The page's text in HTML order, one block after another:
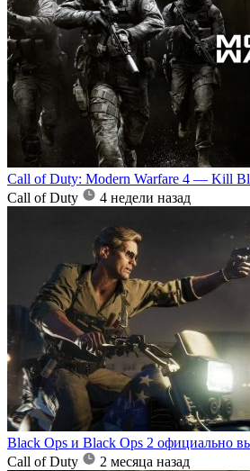
Call of Duty: Modern Warfare 4 — Kill
Call of Duty
4 недели назад
Black Ops и Black Ops 2 официально
Call of Duty
2 месяца назад